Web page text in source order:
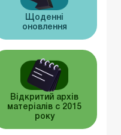
Щоденні
оновлення
Відкритий архів
матеріалів c 2015
року